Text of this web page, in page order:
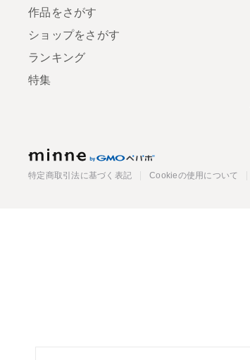
作品をさがす
ショップをさがす
ランキング
特集
特定商取引法に基づく表記 Cookieの使用について